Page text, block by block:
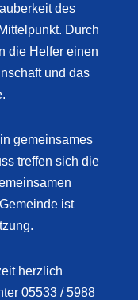
des
Durch
die Helfer einen
und das
gemeinsames
treffen sich die
ist
herzlich
05533 / 5988